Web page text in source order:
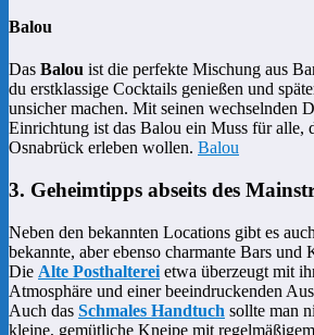
Balou
Das Balou ist die perfekte Mischung aus
du erstklassige Cocktails genießen und
unsicher machen. Mit seinen wechselnden
Einrichtung ist das Balou ein Muss für alle,
Osnabrück erleben wollen. Balou
3. Geheimtipps abseits des
Neben den bekannten Locations gibt es
bekannte, aber ebenso charmante Bars und
Die Alte Posthalterei etwa überzeugt mit
Atmosphäre und einer beeindruckenden
Auch das Schmales Handtuch sollte man
kleine, gemütliche Kneipe mit